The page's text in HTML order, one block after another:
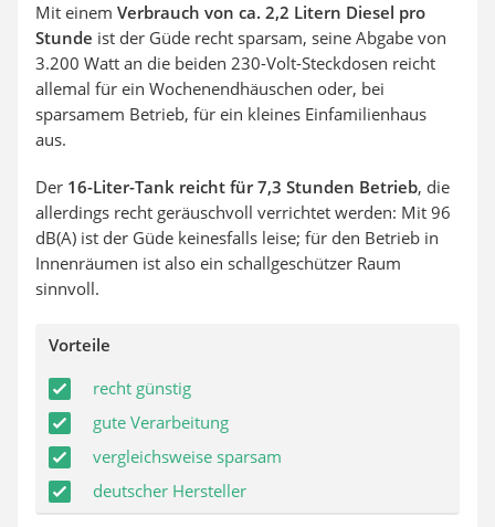
Mit einem Verbrauch von ca. 2,2 Litern Diesel pro
Stunde ist der Güde recht sparsam, seine Abgabe von
3.200 Watt an die beiden 230-Volt-Steckdosen reicht
allemal für ein Wochenendhäuschen oder, bei
sparsamem Betrieb, für ein kleines Einfamilienhaus
aus.
Der 16-Liter-Tank reicht für 7,3 Stunden Betrieb, die
allerdings recht geräuschvoll verrichtet werden: Mit 96
dB(A) ist der Güde keinesfalls leise; für den Betrieb in
Innenräumen ist also ein schallgeschützer Raum
sinnvoll.
Vorteile
recht günstig
gute Verarbeitung
vergleichsweise sparsam
deutscher Hersteller